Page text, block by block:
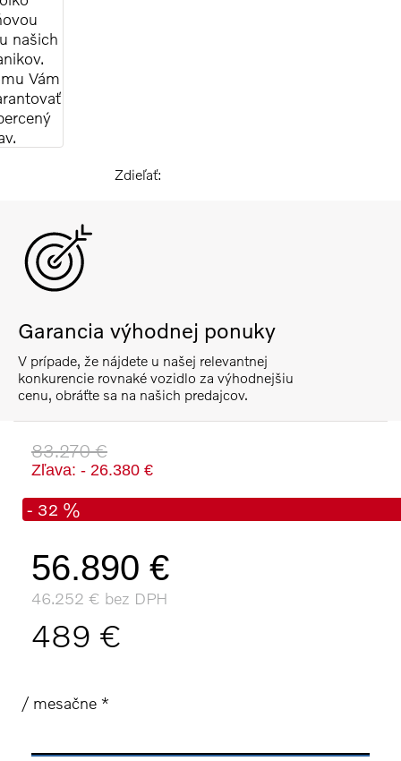
našich
Vám
Zdieľať:
Garancia výhodnej ponuky
V prípade, že nájdete u našej relevantnej
konkurencie rovnaké vozidlo za výhodnejšiu
cenu, obráťte sa na našich predajcov.
83.270 €
Zľava: - 26.380 €
- 32 %
56.890 €
46.252 € bez DPH
489 €
/ mesačne *